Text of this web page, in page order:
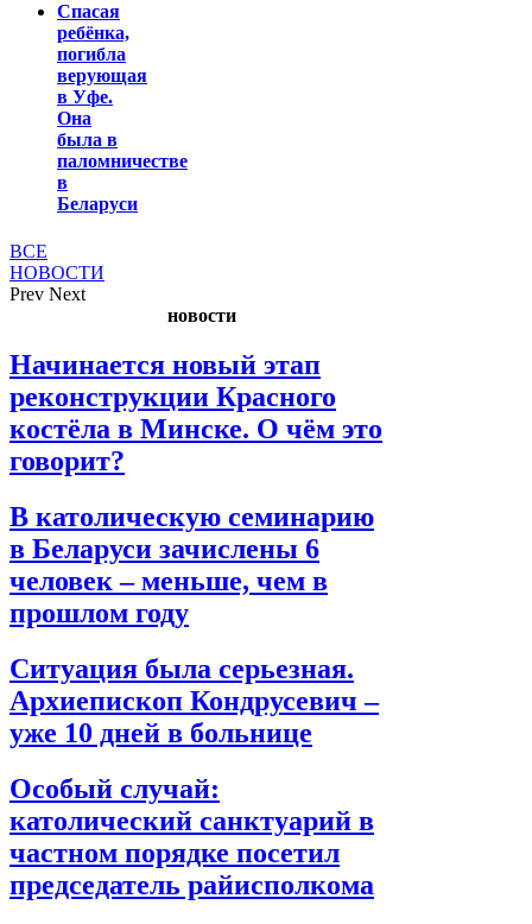
Спасая
ребёнка,
погибла
верующая
в Уфе.
Она
была в
паломничестве
в
Беларуси
ВСЕ
НОВОСТИ
Prev Next
новости
Начинается новый этап
реконструкции Красного
костёла в Минске. О чём это
говорит?
В католическую семинарию
в Беларуси зачислены 6
человек – меньше, чем в
прошлом году
Ситуация была серьезная.
Архиепископ Кондрусевич –
уже 10 дней в больнице
Особый случай:
католический санктуарий в
частном порядке посетил
председатель райисполкома